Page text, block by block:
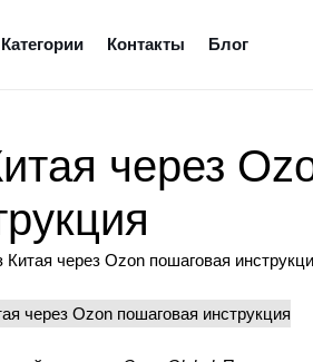
Категории Контакты Блог
через
Китая через Ozon пошаговая